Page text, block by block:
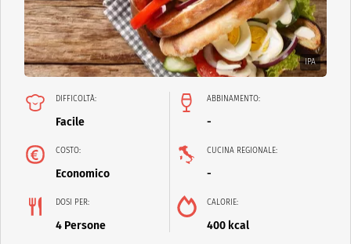
IPA
DIFFICOLTÀ:
Facile
ABBINAMENTO:
-
COSTO:
Economico
CUCINA REGIONALE:
-
DOSI PER:
4 Persone
CALORIE:
400 kcal